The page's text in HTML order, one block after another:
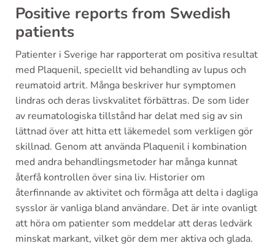
Positive reports from Swedish
patients
Patienter i Sverige har rapporterat om positiva resultat
med Plaquenil, speciellt vid behandling av lupus och
reumatoid artrit. Många beskriver hur symptomen
lindras och deras livskvalitet förbättras. De som lider
av reumatologiska tillstånd har delat med sig av sin
lättnad över att hitta ett läkemedel som verkligen gör
skillnad. Genom att använda Plaquenil i kombination
med andra behandlingsmetoder har många kunnat
återfå kontrollen över sina liv. Historier om
återfinnande av aktivitet och förmåga att delta i dagliga
sysslor är vanliga bland användare. Det är inte ovanligt
att höra om patienter som meddelar att deras ledvärk
minskat markant, vilket gör dem mer aktiva och glada.